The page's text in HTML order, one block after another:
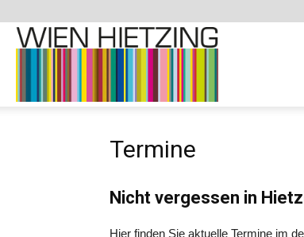
–
Termine
Nicht vergessen in
Hier finden Sie aktuelle Termine im